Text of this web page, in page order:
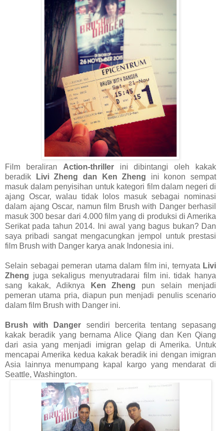
Film beraliran Action-thrillerini dibintangi oleh kakak
beradik
Livi Zheng dan Ken Zheng ini konon sempat
masuk dalam penyisihan untuk kategori film dalam negeri di
ajang Oscar, walau tidak lolos masuk sebagai nominasi
dalam ajang Oscar, namun film Brush with Danger berhasil
masuk 300 besar dari 4.000 film yang di produksi di Amerika
Serikat pada tahun 2014. Ini awal yang bagus bukan? Dan
saya pribadi sangat mengacungkan jempol untuk prestasi
film Brush with Danger karya anak Indonesia ini.
Selain sebagai pemeran utama dalam film ini, ternyata Livi
Zheng juga sekaligus menyutradarai film ini. tidak hanya
sang kakak, Adiknya
Ken Zheng pun selain menjadi
pemeran utama pria, diapun pun menjadi penulis scenario
dalam film Brush with Danger ini.
Brush with Danger sendiri bercerita tentang sepasang
kakak beradik yang bernama Alice Qiang dan Ken Qiang
dari asia yang menjadi imigran gelap di Amerika. Untuk
mencapai Amerika kedua kakak beradik ini dengan imigran
Asia lainnya menumpang kapal kargo yang mendarat di
Seattle, Washington.